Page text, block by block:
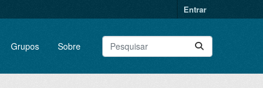
Entrar
Grupos Sobre